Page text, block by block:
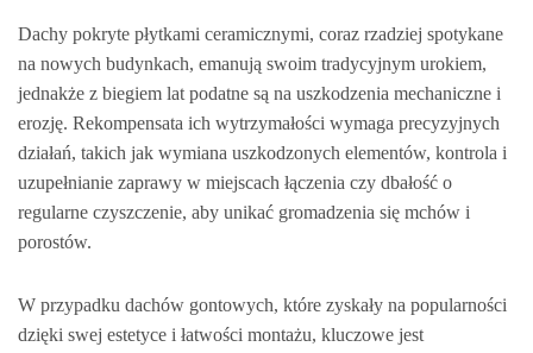
Dachy pokryte płytkami ceramicznymi, coraz rzadziej spotykane
na nowych budynkach, emanują swoim tradycyjnym urokiem,
jednakże z biegiem lat podatne są na uszkodzenia mechaniczne i
erozję. Rekompensata ich wytrzymałości wymaga precyzyjnych
działań, takich jak wymiana uszkodzonych elementów, kontrola i
uzupełnianie zaprawy w miejscach łączenia czy dbałość o
regularne czyszczenie, aby unikać gromadzenia się mchów i
porostów.
W przypadku dachów gontowych, które zyskały na popularności
dzięki swej estetyce i łatwości montażu, kluczowe jest